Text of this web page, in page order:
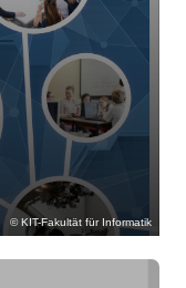
KIT-Fakultät für Informatik